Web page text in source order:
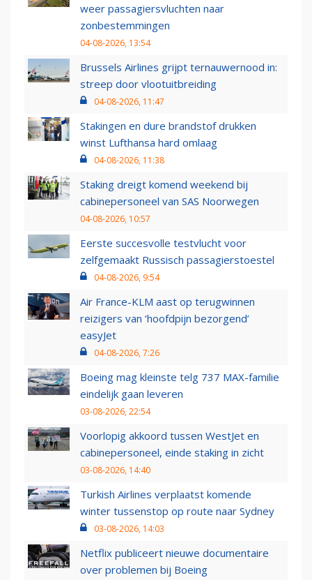
weer passagiersvluchten naar
zonbestemmingen
04-08-2026, 13:54
Brussels Airlines grijpt ternauwernood in:
streep door vlootuitbreiding
04-08-2026, 11:47
Stakingen en dure brandstof drukken
winst Lufthansa hard omlaag
04-08-2026, 11:38
Staking dreigt komend weekend bij
cabinepersoneel van SAS Noorwegen
04-08-2026, 10:57
Eerste succesvolle testvlucht voor
zelfgemaakt Russisch passagierstoestel
04-08-2026, 9:54
Air France-KLM aast op terugwinnen
reizigers van ‘hoofdpijn bezorgend’
easyJet
04-08-2026, 7:26
Boeing mag kleinste telg 737 MAX-familie
eindelijk gaan leveren
03-08-2026, 22:54
Voorlopig akkoord tussen WestJet en
cabinepersoneel, einde staking in zicht
03-08-2026, 14:40
Turkish Airlines verplaatst komende
winter tussenstop op route naar Sydney
03-08-2026, 14:03
Netflix publiceert nieuwe documentaire
over problemen bij Boeing